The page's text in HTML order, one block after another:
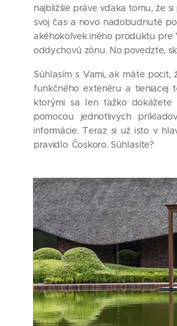
najbližšie práve vďaka tomu, že
svoj čas a novo nadobudnuté
akéhokoľvek iného produktu pre
oddychovú zónu. No povedzte,
Súhlasím s Vami, ak máte
funkčného exteriéru a tieniacej
ktorými sa len ťažko dokážete
pomocou jednotlivých
informácie. Teraz si už isto v
pravidlo. Čoskoro. Súhlasíte?